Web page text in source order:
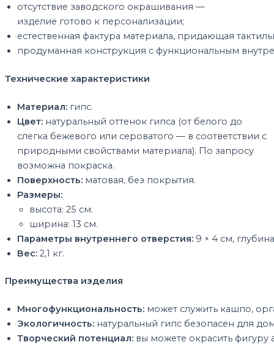
отсутствие заводского окрашивания —
изделие готово к персонализации;
естественная фактура материала, придающая
продуманная конструкция с функциональным
Технические характеристики
Материал: гипс.
Цвет: натуральный оттенок гипса (от белого до
слегка бежевого или сероватого — в соответствии с
природными свойствами материала). По запросу
возможна покраска.
Поверхность: матовая, без покрытия.
Размеры:
высота: 25 см.
ширина: 13 см.
Параметры внутреннего отверстия: 9 × 4 см, глубина
Вес: 2,1 кг.
Преимущества изделия
Многофункциональность: может служить кашпо,
Экологичность: натуральный гипс безопасен для
Творческий потенциал: вы можете окрасить фигуру